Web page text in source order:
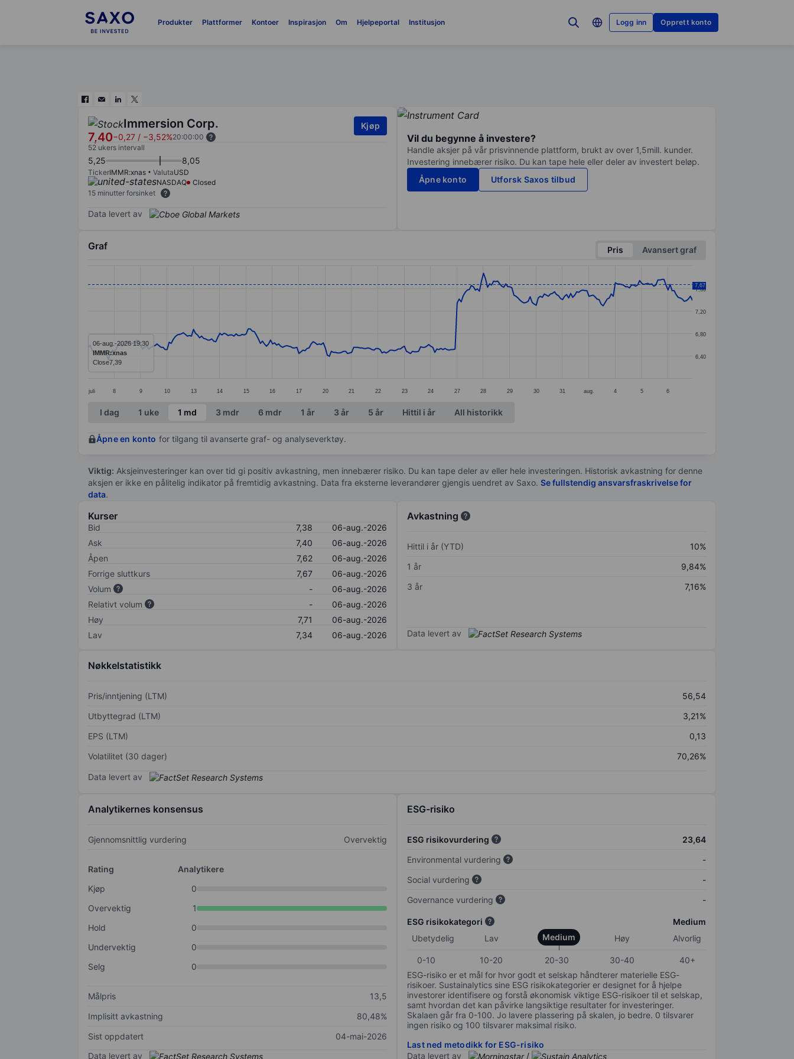
Produkter Plattformer Kontoer Inspirasjon Om Hjelpeportal Institusjon Logg inn Opprett konto
Immersion Corp.
7,40−0,27 / −3,52%20:00:00
Kjøp
52 ukers intervall
5,25 8,05
TickerIMMR:xnas ValutaUSD
NASDAQ
Closed
15 minutter forsinket
Data levert av
Vil du begynne å investere?
Handle aksjer på vår prisvinnende plattform, brukt av over 1,5mill. kunder.
Investering innebærer risiko. Du kan tape hele eller deler av investert beløp.
Åpne konto
Utforsk Saxos tilbud
Graf Pris
Avansert graf
The chart has 1 Y axis displaying values. Data ranges from 6.33 to 7.87.
juli 8 9 10 13 14 15 16 17 20 21 22 23 24 27 28 29 30 31 aug. 4 5 6
6,40
6,80
7,20
7,60
7,67
06-aug.-2026 19:30
IMMR:xnas
Close7,39
End of interactive chart.
I dag 1 uke 1 md 3 mdr 6 mdr 1 år 3 år 5 år Hittil i år All historikk
Åpne en konto for tilgang til avanserte graf- og analyseverktøy.
Viktig: Aksjeinvesteringer kan over tid gi positiv avkastning, men innebærer risiko. Du kan tape deler av eller hele investeringen. Historisk avkastning for denne
aksjen er ikke en pålitelig indikator på fremtidig avkastning. Data fra eksterne leverandører gjengis uendret av Saxo. Se fullstendig ansvarsfraskrivelse for
data.
Kurser
Bid 7,38
06-aug.-2026
Ask
7,40
06-aug.-2026
Åpen
7,62
06-aug.-2026
Forrige sluttkurs
7,67
06-aug.-2026
Volum
-
06-aug.-2026
Relativt volum
-
06-aug.-2026
Høy
7,71
06-aug.-2026
Lav
7,34 06-aug.-2026
Avkastning
Hittil i år (YTD)
10%
1 år
9,84%
3 år
7,16%
Data levert av
Nøkkelstatistikk
Pris/inntjening (LTM)
56,54
Utbyttegrad (LTM)
3,21%
EPS (LTM)
0,13
Volatilitet (30 dager)
70,26%
Data levert av
Analytikernes konsensus
Gjennomsnittlig vurdering Overvektig
Rating
Analytikere
Kjøp
0
Overvektig
1
Hold
0
Undervektig
0
Selg
0
Målpris
13,5
Implisitt avkastning
80,48%
Sist oppdatert
04-mai-2026
Data levert av
ESG-risiko
ESG risikovurdering
23,64
Environmental vurdering
-
Social vurdering
-
Governance vurdering
-
ESG risikokategori
Medium
Ubetydelig
Lav Medium Høy Alvorlig
0-10 10-20 20-30 30-40
40+
ESG-risiko er et mål for hvor godt et selskap håndterer materielle ESG-
risikoer. Sustainalytics sine ESG risikokategorier er designet for å hjelpe
investorer identifisere og forstå økonomisk viktige ESG-risikoer til et selskap,
samt hvordan det kan påvirke langsiktige resultater for investeringer.
Skalaen går fra 0-100. Jo lavere plassering på skalen, jo bedre. 0 tilsvarer
ingen risiko og 100 tilsvarer maksimal risiko.
Last ned metodikk for ESG-risiko
Data levert av
/